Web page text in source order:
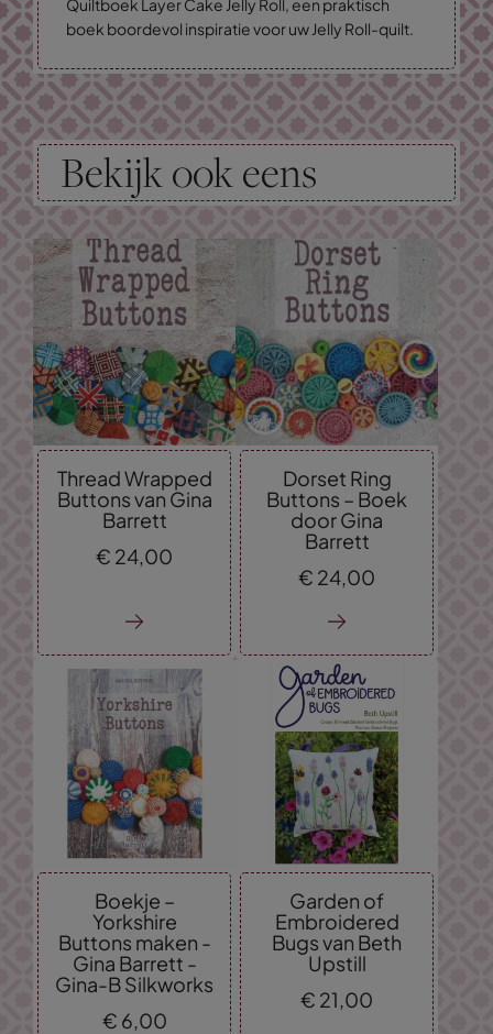
Quiltboek Layer Cake Jelly Roll, een praktisch
boek boordevol inspiratie voor uw Jelly Roll-quilt.
Bekijk ook eens
Thread Wrapped
Buttons van Gina
Barrett
€ 24,00
Dorset Ring
Buttons – Boek
door Gina
Barrett
€ 24,00
Boekje –
Yorkshire
Buttons maken -
Gina Barrett -
Gina-B Silkworks
€ 6, 00
Garden of
Embroidered
Bugs van Beth
Upstill
€ 21, 00